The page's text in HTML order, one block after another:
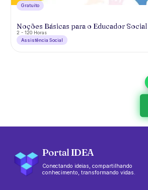
Gratuíto
Noções Básicas para o Educador Social
2 - 120 Horas
Assistência Social
Portal IDEA
Conectando ideias, compartilhando
conhecimento, transformando vidas.